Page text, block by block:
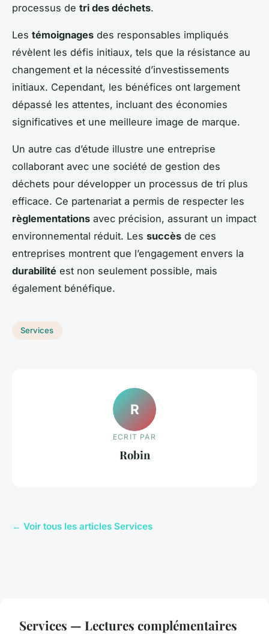
processus de tri des déchets.
Les témoignages des responsables impliqués
révèlent les défis initiaux, tels que la résistance au
changement et la nécessité d’investissements
initiaux. Cependant, les bénéfices ont largement
dépassé les attentes, incluant des économies
significatives et une meilleure image de marque.
Un autre cas d’étude illustre une entreprise
collaborant avec une société de gestion des
déchets pour développer un processus de tri plus
efficace. Ce partenariat a permis de respecter les
règlementations avec précision, assurant un impact
environnemental réduit. Les succès de ces
entreprises montrent que l’engagement envers la
durabilité est non seulement possible, mais
également bénéfique.
Services
R
ECRIT PAR
Robin
← Voir tous les articles Services
Services — Lectures complémentaires